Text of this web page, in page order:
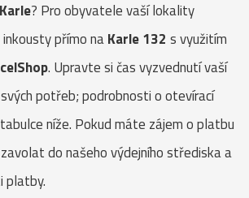
Karle? Pro obyvatele vaší lokality
přímo naKarle 132 s využitím
. Upravte si čas vyzvednutí vaší
potřeb; podrobnosti o otevírací
níže. Pokud máte zájem o platbu
do našeho výdejního střediska a
platby.